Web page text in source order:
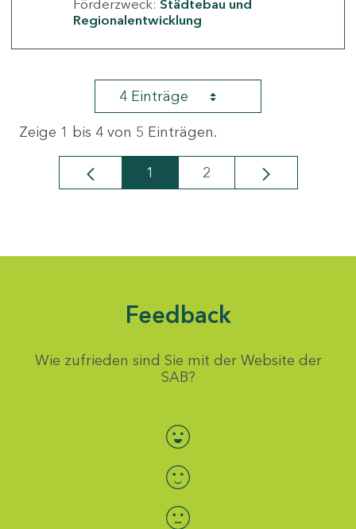
Förderzweck: Städtebau und
Regionalentwicklung
4 Einträge
Zeige 1 bis 4 von 5 Einträgen.
Seite
1 Seite
2
Feedback
Wie zufrieden sind Sie mit der Website der
SAB?
Bewertung auswählen